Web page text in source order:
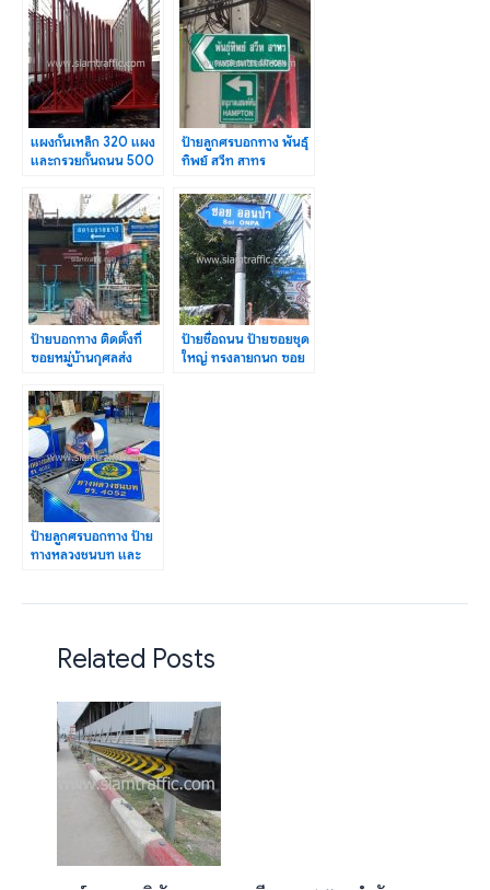
แผงกั้นเหล็ก 320 แผง
และกรวยกั้นถนน 500
มหาชัย
ป้ายลูกศรบอกทาง พันธุ์
ทิพย์ สวีท สาทร
SATHORN
ป้ายบอกทาง ติดตั้งที่
ซอยหมู่บ้านกุศลส่ง
ป้ายชื่อถนน ป้ายซอยชุด
ใหญ่ ทรงลายกนก ซอย
ป้ายลูกศรบอกทาง ป้าย
ทางหลวงชนบท และ
Related Posts